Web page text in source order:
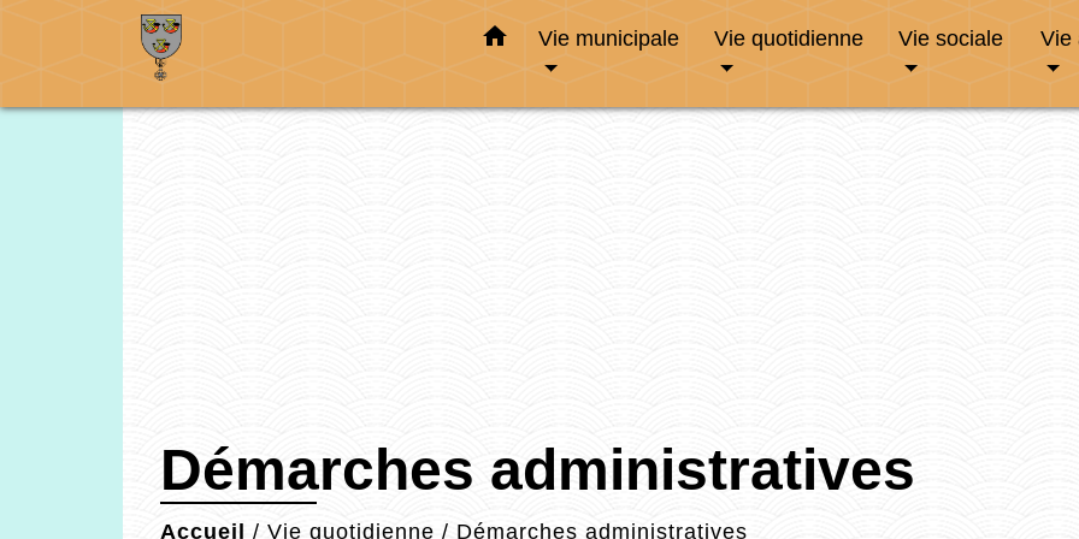
home Vie municipale Vie quotidienne Vie sociale Vie
Démarches administratives
Accueil / Vie quotidienne / Démarches administratives